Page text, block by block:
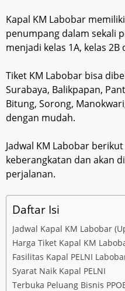
Kapal KM Labobar
penumpang dalam sekali
menjadi kelas 1A, kelas
Tiket KM Labobar bisa
Surabaya, Balikpapan,
Bitung, Sorong,
dengan mudah.
Jadwal KM Labobar
keberangkatan dan akan
perjalanan.
Daftar Isi
Jadwal Kapal KM Labobar
Harga Tiket Kapal KM
Fasilitas Kapal PELNI
Syarat Naik Kapal PELNI
Terbuka Peluang Bisnis